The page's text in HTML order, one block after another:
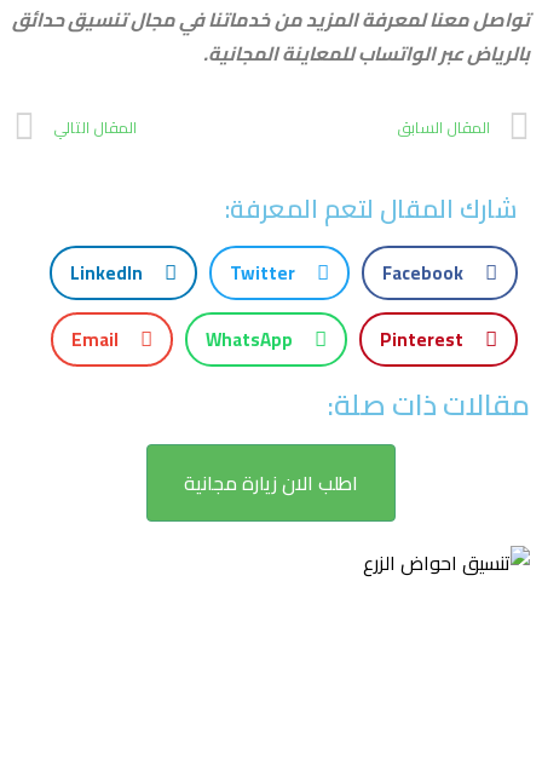
تواصل معنا لمعرفة المزيد من خدماتنا في مجال تنسيق حدائق
بالرياض عبر الواتساب للمعاينة المجانية.
المقال السابق المقال التالي
شارك المقال لتعم المعرفة:
Facebook
Twitter
LinkedIn
Pinterest
WhatsApp
Email
مقالات ذات صلة:
اطلب الان زيارة مجانية